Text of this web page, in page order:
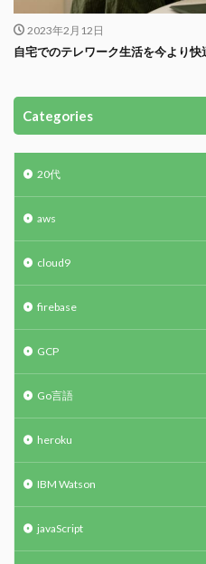
2023年2月12日
自宅でのテレワーク生活を今より
Categories
20代
aws
cloud9
firebase
GCP
Go言語
heroku
IBM Watson
javaScript